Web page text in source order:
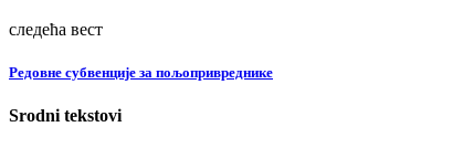
следећа вест
Редовне субвенције за пољопривреднике
Srodni tekstovi